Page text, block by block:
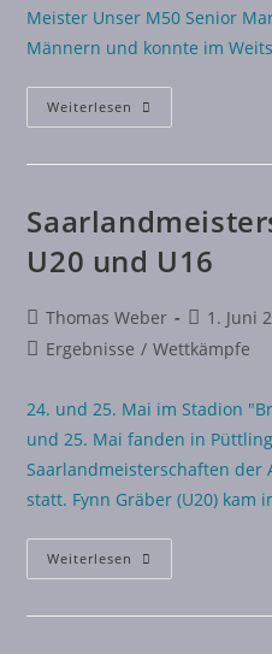
Meister Unser M50 Senior
Männern und konnte im
Weiterlesen
U20 und U16
Thomas Weber
1. Juni
Ergebnisse / Wettkämpfe
24. und 25. Mai im Stadion
und 25. Mai fanden in
Saarlandmeisterschaften der
statt. Fynn Gräber (U20) kam
Weiterlesen